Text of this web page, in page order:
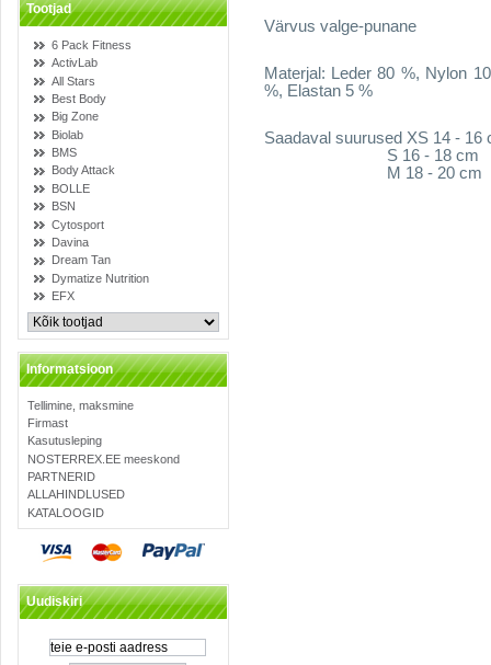
Tootjad
6 Pack Fitness
ActivLab
All Stars
Best Body
Big Zone
Biolab
BMS
Body Attack
BOLLE
BSN
Cytosport
Davina
Dream Tan
Dymatize Nutrition
EFX
Informatsioon
Tellimine, maksmine
Firmast
Kasutusleping
NOSTERREX.EE meeskond
PARTNERID
ALLAHINDLUSED
KATALOOGID
Uudiskiri
Värvus valge-punane
Materjal: Leder 80 %, Nylon
%, Elastan 5 %
Saadaval suurused XS 14 - 16
S 16 - 18 cm
M 18 - 20 cm